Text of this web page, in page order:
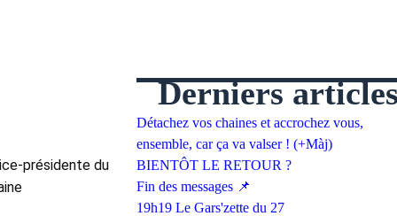
présidente du
Derniers
Détachez vos chaines et accrochez vous,
ensemble, car ça va valser ! (+Màj)
BIENTÔT LE RETOUR ?
Fin des messages 📌
19h19 Le Gars'zette du 27